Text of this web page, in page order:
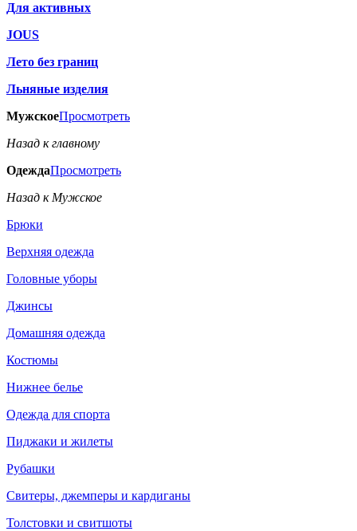
Для активных
JOUS
Лето без границ
Льняные изделия
МужскоеПросмотреть
Назад к главному
ОдеждаПросмотреть
Назад к Мужское
Брюки
Верхняя одежда
Головные уборы
Джинсы
Домашняя одежда
Костюмы
Нижнее белье
Одежда для спорта
Пиджаки и жилеты
Рубашки
Свитеры, джемперы и кардиганы
Толстовки и свитшоты